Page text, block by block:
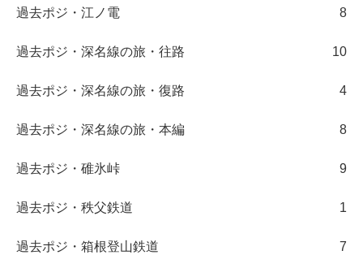
過去ポジ・江ノ電 8
過去ポジ・深名線の旅・往路 10
過去ポジ・深名線の旅・復路 4
過去ポジ・深名線の旅・本編 8
過去ポジ・碓氷峠 9
過去ポジ・秩父鉄道 1
過去ポジ・箱根登山鉄道 7